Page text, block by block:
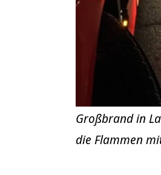
Großbrand in
die Flammen